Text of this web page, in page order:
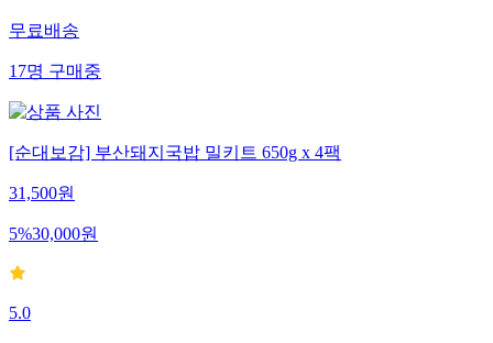
무료배송
17명구매중
[순대보감] 부산돼지국밥 밀키트 650g x 4팩
31,500원
5%30,000원
5.0